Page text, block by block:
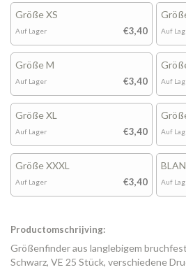
Größe XS
€3,40
Auf Lager Auf
Größe M
€3,40
Auf Lager Auf
Größe XL
€3,40
Auf Lager Auf
Größe XXXL
€3,40
Auf Lager Auf
Productomschrijving:
Größenfinder aus langlebigem
Schwarz, VE 25 Stück, verschiedene